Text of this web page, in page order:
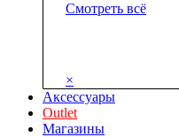
Смотреть всё
×
Аксессуары
Outlet
Магазины